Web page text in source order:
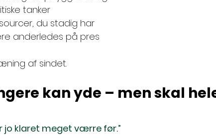
tanker
du stadig har
anderledes på pres
af sindet.
kan yde – men skal
jo klaret meget værre før.”